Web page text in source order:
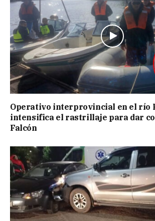
Operativo interprovincial en el río
intensifica el rastrillaje para dar
Falcón